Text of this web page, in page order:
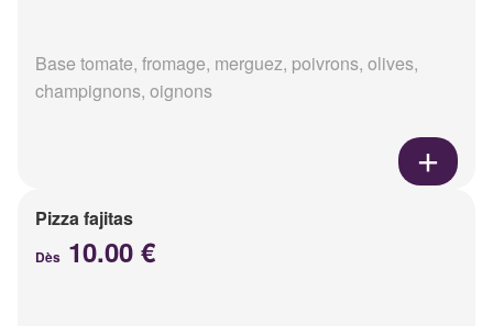
Base tomate, fromage, merguez, poivrons, olives,
champignons, oignons
Pizza fajitas
Dès 10.00 €